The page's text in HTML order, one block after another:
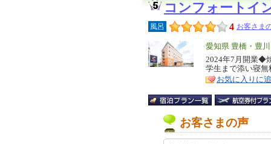
コンフォートイ
風呂 4 お客さま
エ
リ
ア
愛知県 豊橋・豊
特
徴
2024年7月開業◆
学生まで添い寝
お気に入りに
お客さまの声